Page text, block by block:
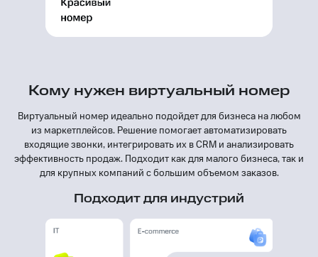
Кому нужен виртуальный номер
Виртуальный номер идеально подойдет для бизнеса на любом
из маркетплейсов. Решение помогает автоматизировать
входящие звонки, интегрировать их в CRM и анализировать
эффективность продаж. Подходит как для малого бизнеса, так и
для крупных компаний с большим объемом заказов.
Подходит для индустрий